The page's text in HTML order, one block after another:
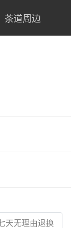
茶道周边
天无理由退换